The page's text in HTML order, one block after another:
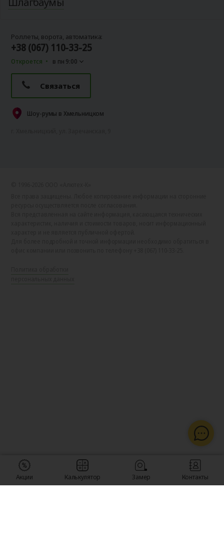
Роллеты, ворота, автоматика:
+38 (067) 110-33-25
Откроется в пн 9:00
Связаться
Шоу-румы в Хмельницком
Акции Калькулятор Замер Контакты